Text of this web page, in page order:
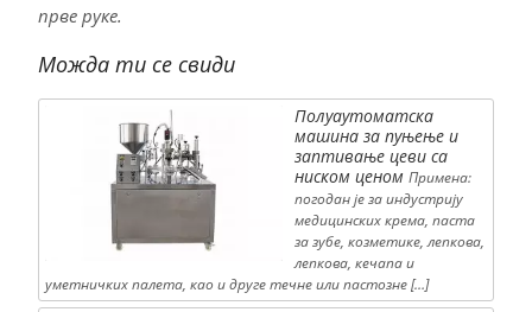
прве руке.
Можда ти се свиди
Полуаутоматска
машина за пуњење и
заптивање цеви са
ниском ценом Примена:
погодан је за индустрију
медицинских крема, паста
за зубе, козметике, лепкова,
лепкова, кечапа и
уметничких палета, као и друге течне или пастозне […]